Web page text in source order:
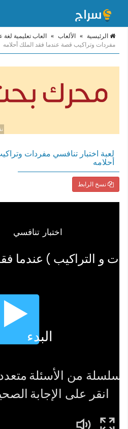
الرئيسية » الألعاب » العاب تعليمية لغة
مفردات وتراكيب قصة عندما فقد الملك أحلامه
لعبة اختبار تنافسي مفردات
أحلامه
نسخ الرابط